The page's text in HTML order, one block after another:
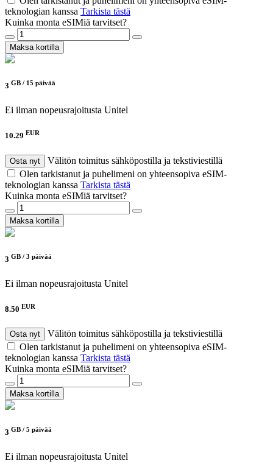
teknologian kanssa Tarkista tästä
Kuinka monta eSIMiä tarvitset?
Maksa kortilla
3 GB / 15 päivää
Ei ilman nopeusrajoitusta Unitel
10.29 EUR
Osta nyt
Välitön toimitus sähköpostilla ja tekstiviestillä
Olen tarkistanut ja puhelimeni on yhteensopiva eSIM-
teknologian kanssa Tarkista tästä
Kuinka monta eSIMiä tarvitset?
Maksa kortilla
3 GB / 3 päivää
Ei ilman nopeusrajoitusta Unitel
8.50 EUR
Osta nyt
Välitön toimitus sähköpostilla ja tekstiviestillä
Olen tarkistanut ja puhelimeni on yhteensopiva eSIM-
teknologian kanssa Tarkista tästä
Kuinka monta eSIMiä tarvitset?
Maksa kortilla
3 GB / 5 päivää
Ei ilman nopeusrajoitusta Unitel